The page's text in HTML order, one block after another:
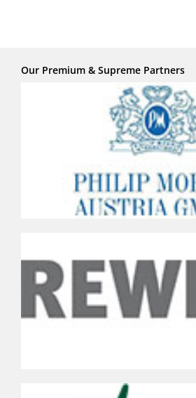
Our Premium & Supreme Partners